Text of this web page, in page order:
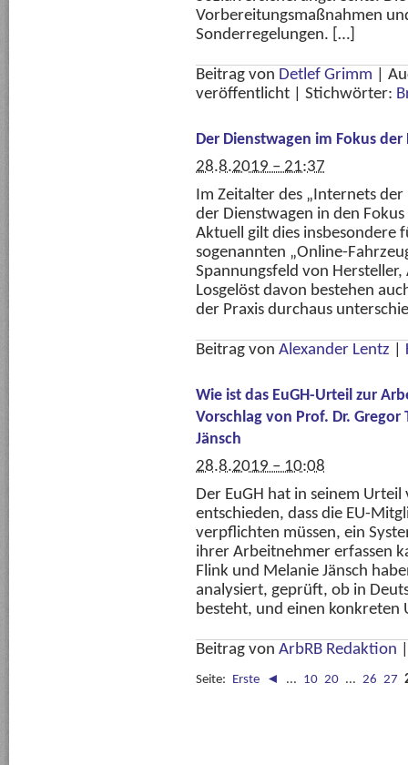
Vorbereitungsmaßnahmen
Sonderregelungen. […]
Beitrag von Detlef Grimm
veröffentlicht
Stichwörter:
Der Dienstwagen im Fokus der
28.8.2019 – 21:37
Im Zeitalter des „Internets
der Dienstwagen in den
Aktuell gilt dies insbesondere
sogenannten „Online-
Spannungsfeld von
Losgelöst davon bestehen
der Praxis durchaus
Beitrag von Alexander Lentz
Wie ist das EuGH-Urteil zur
Vorschlag von Prof. Dr.
Jänsch
28.8.2019 – 10:08
Der EuGH hat in seinem
entschieden, dass die EU-
verpflichten müssen, ein
ihrer Arbeitnehmer erfassen
Flink und Melanie Jänsch
analysiert, geprüft, ob in
besteht, und einen
Beitrag von ArbRB Redaktion
Seite: Erste ◄ ... 10 20 ... 26 27